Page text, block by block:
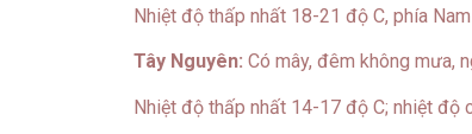
Nhiệt độ thấp nhất 18-21 độ C, phía
Tây Nguyên: Có mây, đêm không mưa,
Nhiệt độ thấp nhất 14-17 độ C; nhiệt độ